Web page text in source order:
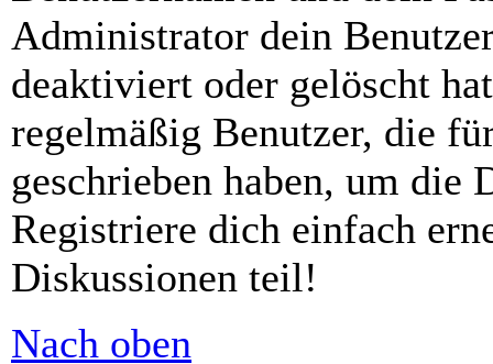
Administrator dein
deaktiviert oder gelöscht
regelmäßig Benutzer, die
geschrieben haben, um die
Registriere dich einfach
Diskussionen teil!
Nach oben